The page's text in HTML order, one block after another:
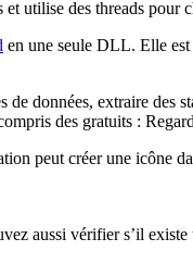
utilise des threads
en une seule DLL. Elle est
données, extraire des
des gratuits :
peut créer une icône
aussi vérifier s’il